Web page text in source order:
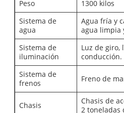
Peso
1300 kilos
Sistema de
agua
Agua fría y
agua limpia
Sistema de
iluminación
Luz de giro,
conducción.
Sistema de
frenos
Freno de
Chasis
Chasis de
2 toneladas